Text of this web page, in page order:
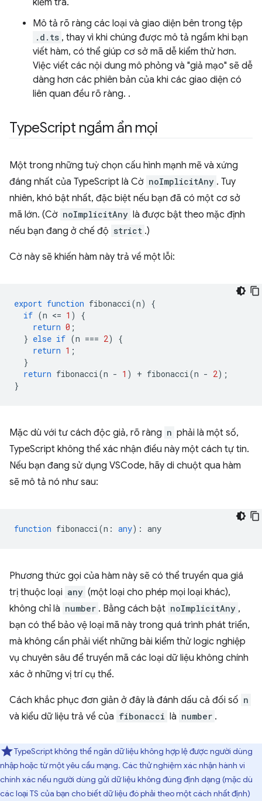
Mô tả rõ ràng các loại và giao diện bên trong tệp
.d.ts , thay vì khi chúng được mô tả ngầm khi bạn
viết hàm, có thể giúp cơ sở mã dễ kiểm thử hơn.
Việc viết các nội dung mô phỏng và "giả mạo" sẽ dễ
dàng hơn các phiên bản của khi các giao diện có
liên quan đều rõ ràng. .
TypeScript ngầm ẩn mọi
Một trong những tuỳ chọn cấu hình mạnh mẽ và xứng
đáng nhất của TypeScript là Cờ noImplicitAny . Tuy
nhiên, khó bật nhất, đặc biệt nếu bạn đã có một cơ sở
mã lớn. (Cờ noImplicitAny là được bật theo mặc định
nếu bạn đang ở chế độ strict .)
Cờ này sẽ khiến hàm này trả về một lỗi:
export function fibonacci(n)
{
if (n <= 1 )
{
return 0 ;
} else if (n === 2)
{
return 1 ;
}
return fibonacci(n - 1 ) + fibonacci(n - 2);
}
Mặc dù với tư cách độc giả, rõ ràng n phải là một số,
TypeScript không thể xác nhận điều này một cách tự tin.
Nếu bạn đang sử dụng VSCode, hãy di chuột qua hàm
sẽ mô tả nó như sau:
function fibonacci(n : any) : any
Phương thức gọi của hàm này sẽ có thể truyền qua giá
trị thuộc loại any (một loại cho phép mọi loại khác),
không chỉ là number . Bằng cách bật noImplicitAny ,
bạn có thể bảo vệ loại mã này trong quá trình phát triển,
mà không cần phải viết những bài kiểm thử logic nghiệp
vụ chuyên sâu để truyền mã các loại dữ liệu không chính
xác ở những vị trí cụ thể.
Cách khắc phục đơn giản ở đây là đánh dấu cả đối số n
và kiểu dữ liệu trả về của fibonacci là number .
TypeScript không thể ngăn dữ liệu không hợp lệ được người dùng
nhập hoặc từ một yêu cầu mạng. Các thử nghiệm xác nhận hành vi
chính xác nếu người dùng gửi dữ liệu không đúng định dạng (mặc dù
các loại TS của bạn cho biết dữ liệu đó phải theo một cách nhất định)